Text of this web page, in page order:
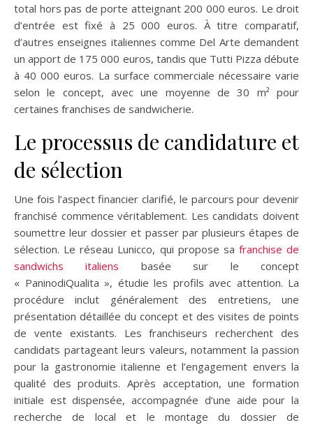
total hors pas de porte atteignant 200 000 euros. Le droit
d’entrée est fixé à 25 000 euros. À titre comparatif,
d’autres enseignes italiennes comme Del Arte demandent
un apport de 175 000 euros, tandis que Tutti Pizza débute
à 40 000 euros. La surface commerciale nécessaire varie
selon le concept, avec une moyenne de 30 m² pour
certaines franchises de sandwicherie.
Le processus de candidature et
de sélection
Une fois l’aspect financier clarifié, le parcours pour devenir
franchisé commence véritablement. Les candidats doivent
soumettre leur dossier et passer par plusieurs étapes de
sélection. Le réseau Lunicco, qui propose sa franchise de
sandwichs italiens basée sur le concept
« PaninodiQualita », étudie les profils avec attention. La
procédure inclut généralement des entretiens, une
présentation détaillée du concept et des visites de points
de vente existants. Les franchiseurs recherchent des
candidats partageant leurs valeurs, notamment la passion
pour la gastronomie italienne et l’engagement envers la
qualité des produits. Après acceptation, une formation
initiale est dispensée, accompagnée d’une aide pour la
recherche de local et le montage du dossier de